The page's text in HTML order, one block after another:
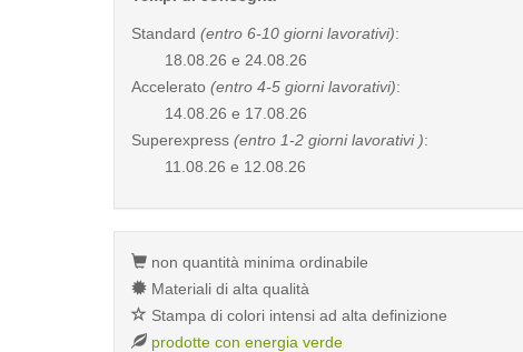
Standard (entro 6-10 giorni lavorativi):
18.08.26 e 24.08.26
Accelerato (entro 4-5 giorni lavorativi):
14.08.26 e 17.08.26
Superexpress (entro 1-2 giorni lavorativi ):
11.08.26 e 12.08.26
non quantità minima ordinabile
Materiali di alta qualità
Stampa di colori intensi ad alta definizione
prodotte con energia verde